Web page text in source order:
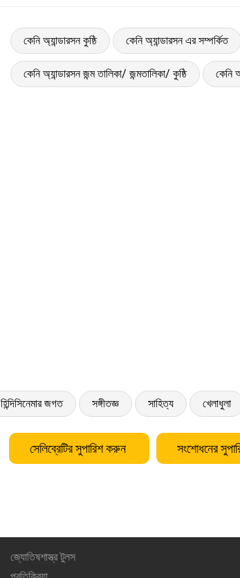
কেনি অ্যান্ডারসন কুষ্ঠি কেনি অ্যান্ডারসন এর সম্পর্কিত
কেনি অ্যান্ডারসন জন্ম তালিকা/ জন্মতালিকা/ কুষ্ঠি কেনি
হিন্দিসিনেমার জগত সঙ্গীতজ্ঞ সাহিত্য খেলাধুলা
সেলিব্রেটির সুপারিশ করুন সংশোধনের
জ্যোতিষশাস্ত্র টুলস